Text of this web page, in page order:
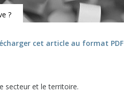
?
cet article au format PDF
secteur et le territoire.